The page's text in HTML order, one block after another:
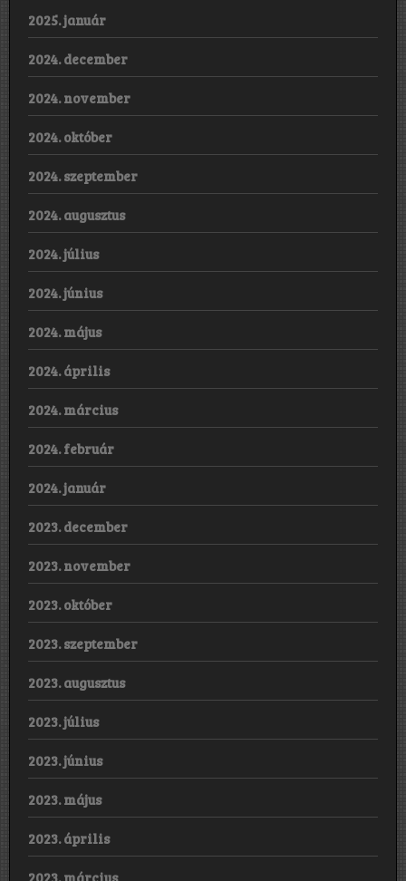
2025. január
2024. december
2024. november
2024. október
2024. szeptember
2024. augusztus
2024. július
2024. június
2024. május
2024. április
2024. március
2024. február
2024. január
2023. december
2023. november
2023. október
2023. szeptember
2023. augusztus
2023. július
2023. június
2023. május
2023. április